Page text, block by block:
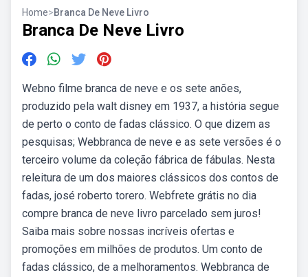
Home>Branca De Neve Livro
Branca De Neve Livro
Webno filme branca de neve e os sete anões,
produzido pela walt disney em 1937, a história segue
de perto o conto de fadas clássico. O que dizem as
pesquisas; Webbranca de neve e as sete versões é o
terceiro volume da coleção fábrica de fábulas. Nesta
releitura de um dos maiores clássicos dos contos de
fadas, josé roberto torero. Webfrete grátis no dia
compre branca de neve livro parcelado sem juros!
Saiba mais sobre nossas incríveis ofertas e
promoções em milhões de produtos. Um conto de
fadas clássico, de a melhoramentos. Webbranca de